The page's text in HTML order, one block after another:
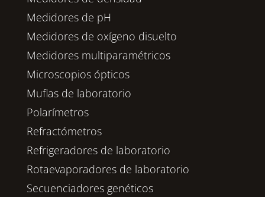
Medidores de pH
Medidores de oxígeno disuelto
Medidores multiparamétricos
Microscopios ópticos
Muflas de laboratorio
Polarímetros
Refractómetros
Refrigeradores de laboratorio
Rotaevaporadores de laboratorio
Secuenciadores genéticos